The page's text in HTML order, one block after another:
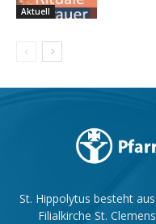
Aktuell
St. Hippolytus besteht
Filialkirche St.